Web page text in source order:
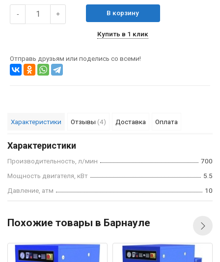
- + В корзину
Купить в 1 клик
Отправь друзьям или поделись со всеми!
Характеристики Отзывы (4) Доставка Оплата
Характеристики
Производительность, л/мин
700
Мощность двигателя, кВт
5.5
Давление, атм
10
Похожие товары в Барнауле